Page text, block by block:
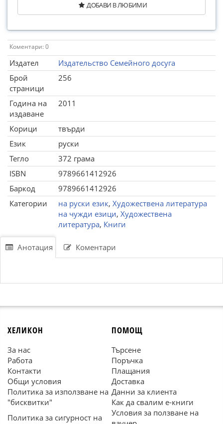
ДОБАВИ В ЛЮБИМИ
Коментари: 0
Издател
Издательство Семейного досуга
Брой
страници
256
Година на
издаване
2011
Корици
твърди
Език
руски
Тегло
372 грама
ISBN
9789661412926
Баркод
9789661412926
Категории
на руски език, Художествена литература
на чужди езици, Художествена
литература, Книги
Анотация Коментари
ХЕЛИКОН
За нас
Работа
Контакти
Общи условия
Политика за използване на
"бисквитки"
Политика за сигурност на
ПОМОЩ
Търсене
Поръчка
Плащания
Доставка
Данни за клиента
Как да свалим е-книги
Условия за ползване на